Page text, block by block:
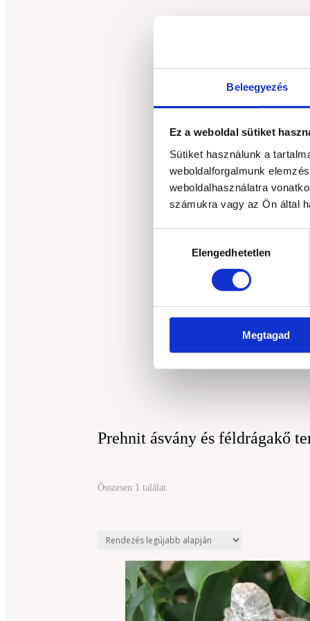
Beleegyezés
Ez a weboldal sütiket
Sütiket használunk a
weboldalforgalmunk
weboldalhasználatra
számukra vagy az Ön által
kiválasztásaElengedhetetlen
Megtagad
Prehnit ásvány és féldrágakő
Összesen 1 találat